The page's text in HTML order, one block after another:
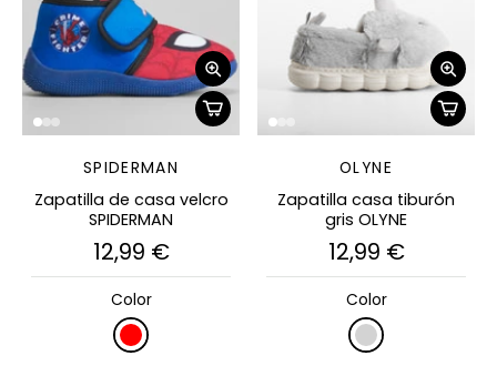
SPIDERMAN
Zapatilla de casa velcro
SPIDERMAN
12,99 €
Color
OLYNE
Zapatilla casa tiburón
gris OLYNE
12,99 €
Color